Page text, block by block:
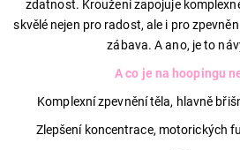
zdatnost. Kroužení zapojuje
skvělé nejen pro radost, ale i pro
zábava. A ano, je to
A co je na hoopingu
Komplexní zpevnění těla, hlavně
Zlepšení koncentrace, motorických